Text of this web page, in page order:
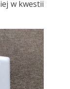
w kwestii